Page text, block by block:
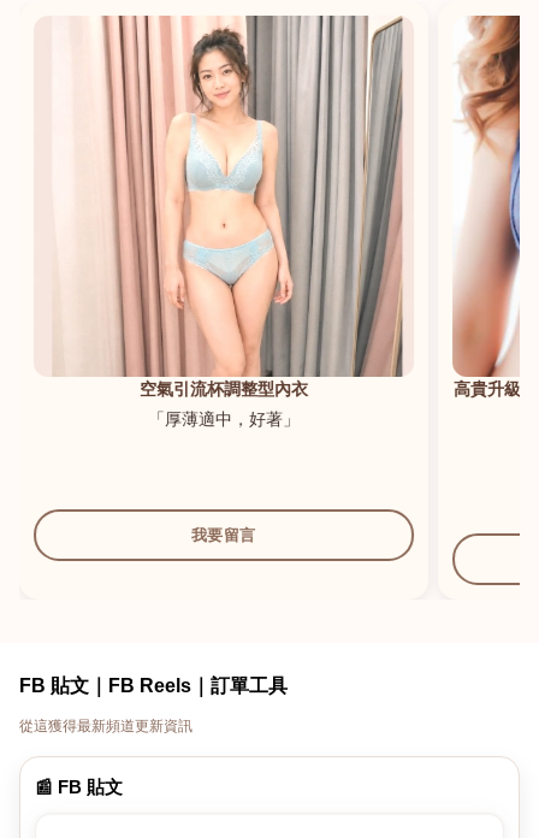
空氣引流杯調整型內衣
「厚薄適中，好著」
我要留言
高貴升級
FB 貼文｜FB Reels｜訂單工具
從這獲得最新頻道更新資訊
📰 FB 貼文
港澳中文
English